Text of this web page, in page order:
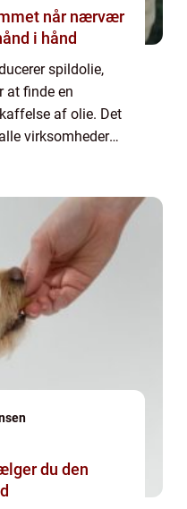
nærvær
i hånd
spildolie,
at finde en
af olie. Det
virksomheder
du den